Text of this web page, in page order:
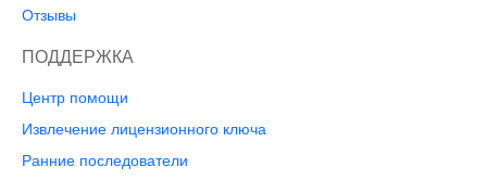
Отзывы
ПОДДЕРЖКА
Центр помощи
Извлечение лицензионного ключа
Ранние последователи